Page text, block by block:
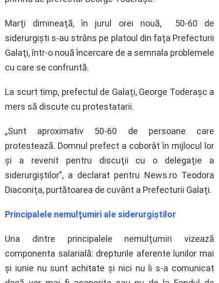
Marţi dimineaţă, în jurul orei nouă, 50-60 de
siderurgişti s-au strâns pe platoul din faţa Prefecturii
Galaţi, într-o nouă încercare de a semnala problemele
cu care se confruntă.
La scurt timp, prefectul de Galaţi, George Toderaşc a
mers să discute cu protestatarii.
„Sunt aproximativ 50-60 de persoane care
protestează. Domnul prefect a coborât în mijlocul lor
şi a revenit pentru discuţii cu o delegaţie a
siderurgiştilor”, a declarat pentru News.ro Teodora
Diaconiţa, purtătoarea de cuvânt a Prefecturii Galaţi.
Principalele nemulţumiri ale siderurgiştilor
Una dintre principalele nemulţumiri vizează
componenta salarială: drepturile aferente lunilor mai
şi iunie nu sunt achitate şi nici nu li s-a comunicat